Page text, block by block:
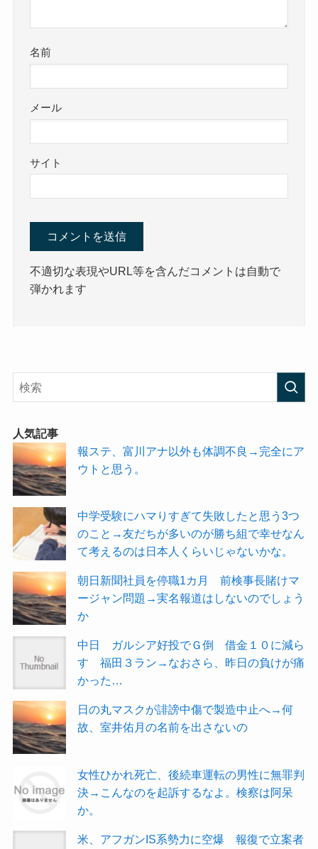
名前
メール
サイト
不適切な表現やURL等を含んだコメントは自動で
弾かれます
人気記事
報ステ、富川アナ以外も体調不良→完全にア
ウトと思う。
中学受験にハマりすぎて失敗したと思う3つ
のこと→友だちが多いのが勝ち組で幸せなん
て考えるのは日本人くらいじゃないかな。
朝日新聞社員を停職1カ月 前検事長賭けマ
ージャン問題→実名報道はしないのでしょう
か
中日 ガルシア好投でＧ倒 借金１０に減ら
す 福田３ラン→なおさら、昨日の負けが痛
かった…
日の丸マスクが誹謗中傷で製造中止へ→何
故、室井佑月の名前を出さないの
女性ひかれ死亡、後続車運転の男性に無罪判
決→こんなのを起訴するなよ。検察は阿呆
か。
米、アフガンIS系勢力に空爆 報復で立案者